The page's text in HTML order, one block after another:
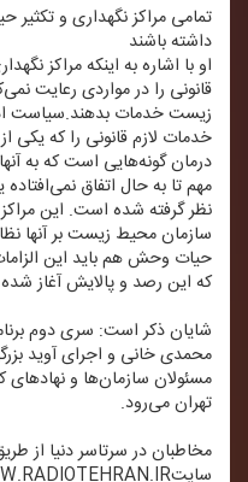
تمامی مراكز نگهداری و
داشته باشند
او با اشاره به اینكه مراكز
قانونی را در مواردی رعایت
زیست خدمات بدهند.سیاست
خدمات لازم قانونی را كه یكی
درمان گونه‌هایی است كه به
مهم تا به حال اتفاق
نظر گرفته شده است. این مراكز
سازمان محیط زیست بر آنها
كه این رصد و پالایش آغاز
شایان ذكر است: سری دوم
مسئولان سازمان‌ها و نهادهای
تهران می‌رود.
مخاطبان در سرتاسر دنیا از